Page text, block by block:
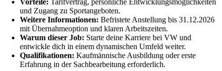
Vorteile: Tarifvertrag, persönliche Entwicklungsmöglichkeiten
und Zugang zu Sportangeboten.
Weitere Informationen: Befristete Anstellung bis 31.12.2026
mit Übernahmeoption und klaren Arbeitszeiten.
Warum dieser Job: Starte deine Karriere bei VW und
entwickle dich in einem dynamischen Umfeld weiter.
Qualifikationen: Kaufmännische Ausbildung oder erste
Erfahrung in der Sachbearbeitung erforderlich.